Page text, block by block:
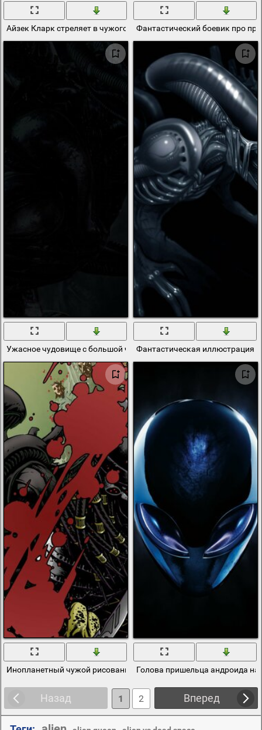
Айзек Кларк стреляет в чужого Фантастический боевик про
Ужасное чудовище с большой челюстью и зубами
Фантастическая иллюстрация
Инопланетный чужой рисованный комиксГолова пришельца андроида
Назад Вперед
1 2